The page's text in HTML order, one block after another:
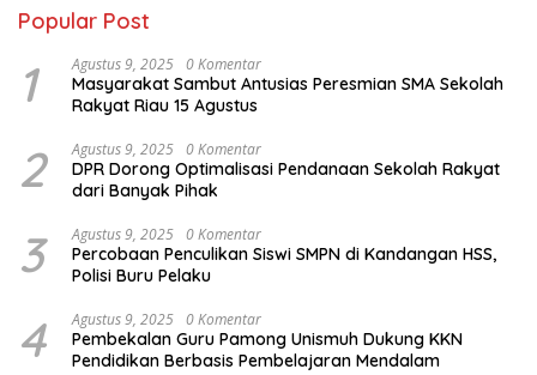
Popular Post
1 Agustus 9, 2025 0 Komentar
Masyarakat Sambut Antusias Peresmian SMA Sekolah
Rakyat Riau 15 Agustus
2 Agustus 9, 2025 0 Komentar
DPR Dorong Optimalisasi Pendanaan Sekolah Rakyat
dari Banyak Pihak
3 Agustus 9, 2025 0 Komentar
Percobaan Penculikan Siswi SMPN di Kandangan HSS,
Polisi Buru Pelaku
4 Agustus 9, 2025 0 Komentar
Pembekalan Guru Pamong Unismuh Dukung KKN
Pendidikan Berbasis Pembelajaran Mendalam